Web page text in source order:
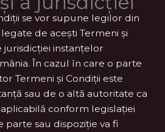
se vor supune legilor din
de acești Termeni și
jurisdicției instanțelor
În cazul în care o parte
Termeni și Condiții este
sau de o altă autoritate ca
conform legislației
parte sau dispoziție va fi